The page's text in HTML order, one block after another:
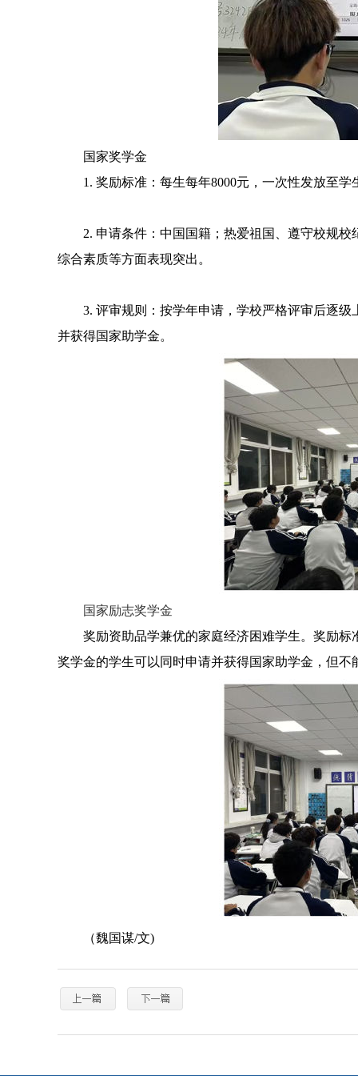
国家奖学金
1. 奖励标准：每生每年8000元，一次性发放至
2. 申请条件：中国国籍；热爱祖国、遵守校规
综合素质等方面表现突出。
3. 评审规则：按学年申请，学校严格评审后逐
并获得国家助学金。
国家励志奖学金
奖励资助品学兼优的家庭经济困难学生。奖励
奖学金的学生可以同时申请并获得国家助学金，但不
（魏国谋/文)